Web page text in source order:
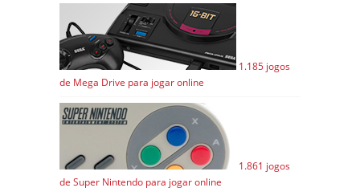
1.185 jogos
de Mega Drive para jogar online
1.861 jogos
de Super Nintendo para jogar online